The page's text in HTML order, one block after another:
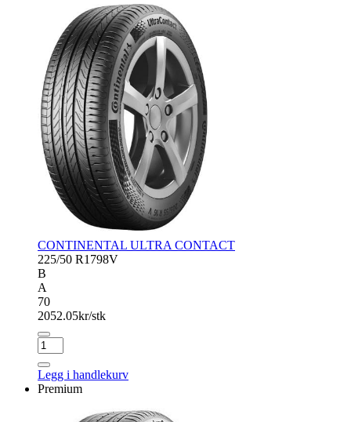
CONTINENTAL ULTRA CONTACT
225/50 R1798V
B
A
70
2052.05kr/stk
CONTINENTAL
ULTRA
CONTACT
antall
Legg i handlekurv
Premium